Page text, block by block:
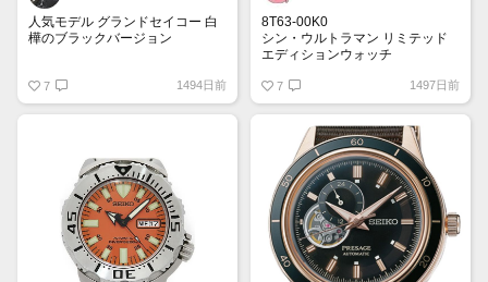
人気モデル グランドセイコー 白
樺のブラックバージョン
Evolution 9 Collection
1,210,000 円（税込）
2022年8月発売予定
7 1494日前
8T63-00K0
シン・ウルトラマン リミテッド
エディションウォッチ
まだ見かけた事はありません
7 1497日前